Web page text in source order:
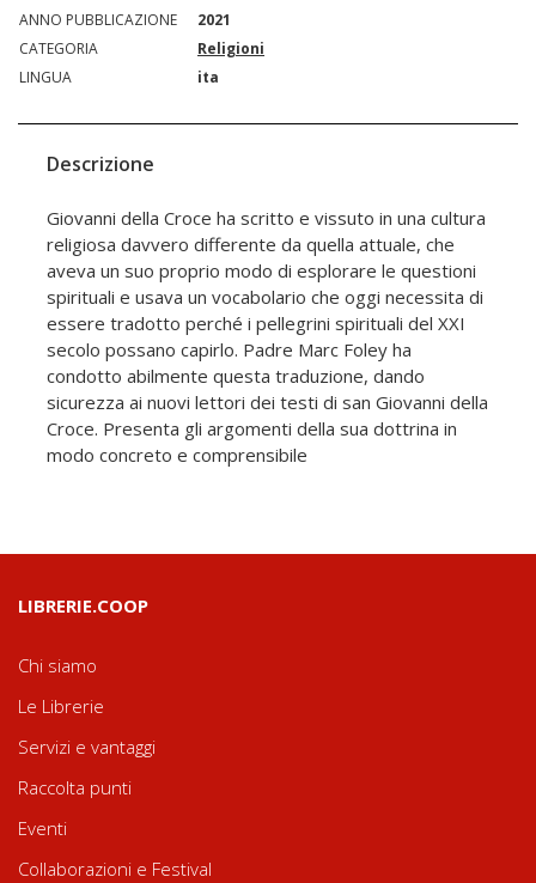
ANNO PUBBLICAZIONE
2021
CATEGORIA
Religioni
LINGUA
ita
Descrizione
Giovanni della Croce ha scritto e vissuto in una cultura
religiosa davvero differente da quella attuale, che
aveva un suo proprio modo di esplorare le questioni
spirituali e usava un vocabolario che oggi necessita di
essere tradotto perché i pellegrini spirituali del XXI
secolo possano capirlo. Padre Marc Foley ha
condotto abilmente questa traduzione, dando
sicurezza ai nuovi lettori dei testi di san Giovanni della
Croce. Presenta gli argomenti della sua dottrina in
modo concreto e comprensibile
LIBRERIE.COOP
Chi siamo
Le Librerie
Servizi e vantaggi
Raccolta punti
Eventi
Collaborazioni e Festival